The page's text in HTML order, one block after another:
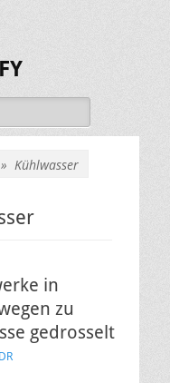
Kühlwasser
in
zu
gedrosselt
DR